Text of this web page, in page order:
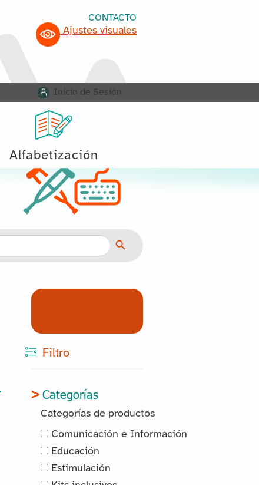
CONTACTO
Ajustes visuales
Inicio de Sesión
Alfabetización
Botón de búsqueda
Filtro
Categorías
Categorías de productos
Comunicación e Información
Educación
Estimulación